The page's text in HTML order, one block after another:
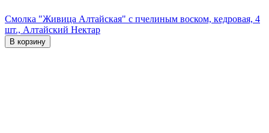
Смолка "Живица Алтайская" с пчелиным воском, кедровая, 4
шт., Алтайский Нектар
В корзину